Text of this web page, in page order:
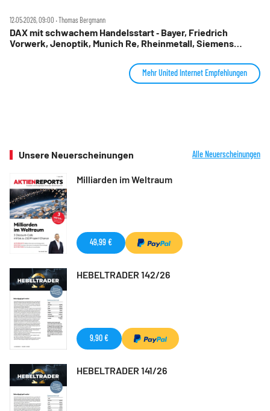
12.05.2026, 09:00 ‧ Thomas Bergmann
DAX mit schwachem Handelsstart ‑ Bayer, Friedrich
Vorwerk, Jenoptik, Munich Re, Rheinmetall, Siemens
Mehr United Internet Empfehlungen
Unsere Neuerscheinungen Alle Neuerscheinungen
Milliarden im Weltraum
49,99 €
HEBELTRADER 142/26
9,90 €
HEBELTRADER 141/26